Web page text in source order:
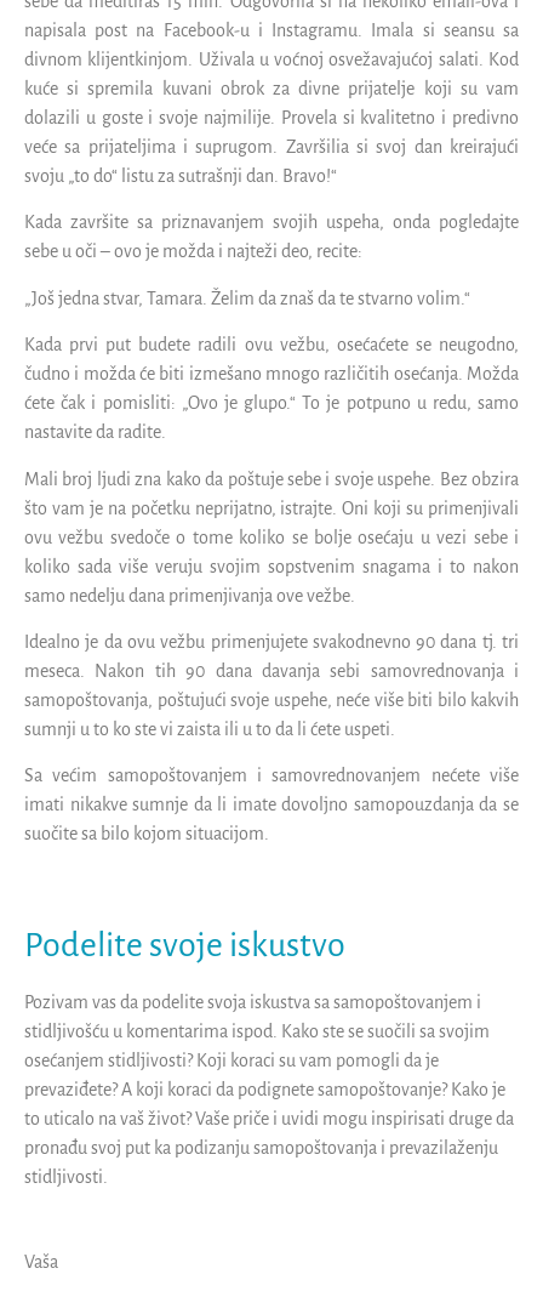
napisala post na Facebook-u i Instagramu. Imala si seansu sa
divnom klijentkinjom. Uživala u voćnoj osvežavajućoj salati. Kod
kuće si spremila kuvani obrok za divne prijatelje koji su vam
dolazili u goste i svoje najmilije. Provela si kvalitetno i predivno
veće sa prijateljima i suprugom. Završilia si svoj dan kreirajući
svoju „to do“ listu za sutrašnji dan. Bravo!“
Kada završite sa priznavanjem svojih uspeha, onda pogledajte
sebe u oči – ovo je možda i najteži deo, recite:
„Još jedna stvar, Tamara. Želim da znaš da te stvarno volim.“
Kada prvi put budete radili ovu vežbu, osećaćete se neugodno,
čudno i možda će biti izmešano mnogo različitih osećanja. Možda
ćete čak i pomisliti: „Ovo je glupo.“ To je potpuno u redu, samo
nastavite da radite.
Mali broj ljudi zna kako da poštuje sebe i svoje uspehe. Bez obzira
što vam je na početku neprijatno, istrajte. Oni koji su primenjivali
ovu vežbu svedoče o tome koliko se bolje osećaju u vezi sebe i
koliko sada više veruju svojim sopstvenim snagama i to nakon
samo nedelju dana primenjivanja ove vežbe.
Idealno je da ovu vežbu primenjujete svakodnevno 90 dana tj. tri
meseca. Nakon tih 90 dana davanja sebi samovrednovanja i
samopoštovanja, poštujući svoje uspehe, neće više biti bilo kakvih
sumnji u to ko ste vi zaista ili u to da li ćete uspeti.
Sa većim samopoštovanjem i samovrednovanjem nećete više
imati nikakve sumnje da li imate dovoljno samopouzdanja da se
suočite sa bilo kojom situacijom.
Podelite svoje iskustvo
Pozivam vas da podelite svoja iskustva sa samopoštovanjem i
stidljivošću u komentarima ispod. Kako ste se suočili sa svojim
osećanjem stidljivosti? Koji koraci su vam pomogli da je
prevaziđete? A koji koraci da podignete samopoštovanje? Kako je
to uticalo na vaš život? Vaše priče i uvidi mogu inspirisati druge da
pronađu svoj put ka podizanju samopoštovanja i prevazilaženju
stidljivosti.
Vaša